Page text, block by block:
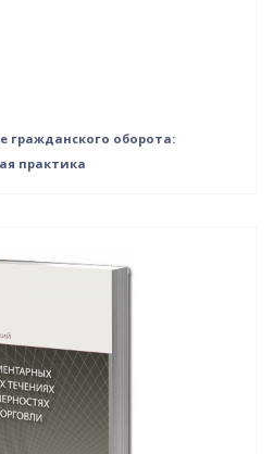
гражданского оборота:
практика